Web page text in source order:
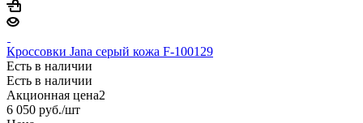
Кроссовки Jana серый кожа F-100129
Есть в наличии
Есть в наличии
Акционная цена2
6 050 руб./шт